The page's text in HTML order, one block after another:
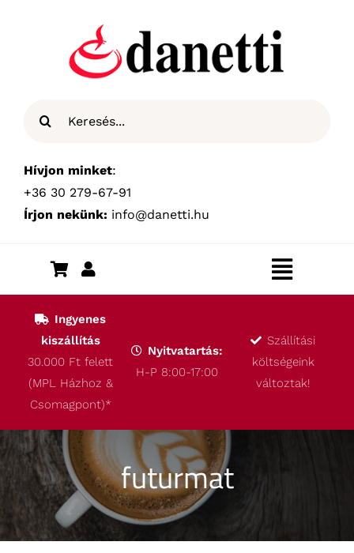
Hívjon minket:
+36 30 279-67-91
Írjon nekünk: info@danetti.hu
Toggle
Kezdőlap
Termékeink
Robbantott ábrák
Kapcsolat
Ingyenes
kiszállítás
30.000 Ft felett
(MPL Házhoz &
Csomagpont)*
Nyitvatartás:
H-P 8:00-17:00
Szállítási
költségeink
változtak!
futurmat